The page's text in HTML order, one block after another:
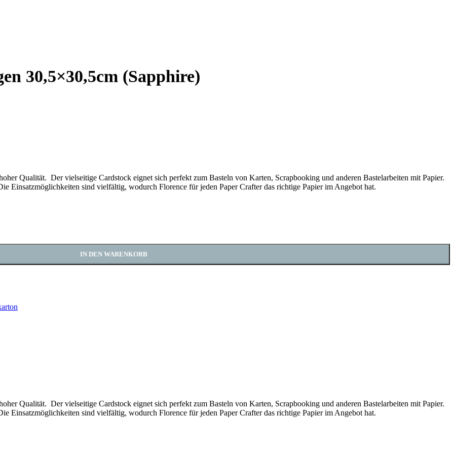
30,5×30,5cm (Sapphire)
Qualität. Der vielseitige Cardstock eignet sich perfekt zum Basteln von Karten, Scrapbooking und anderen Bastelarbeiten mit Papier.
Einsatzmöglichkeiten sind vielfältig, wodurch Florence für jeden Paper Crafter das richtige Papier im Angebot hat.
IN DEN WARENKORB
Qualität. Der vielseitige Cardstock eignet sich perfekt zum Basteln von Karten, Scrapbooking und anderen Bastelarbeiten mit Papier.
Einsatzmöglichkeiten sind vielfältig, wodurch Florence für jeden Paper Crafter das richtige Papier im Angebot hat.